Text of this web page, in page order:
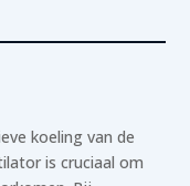
koeling van de
is cruciaal om